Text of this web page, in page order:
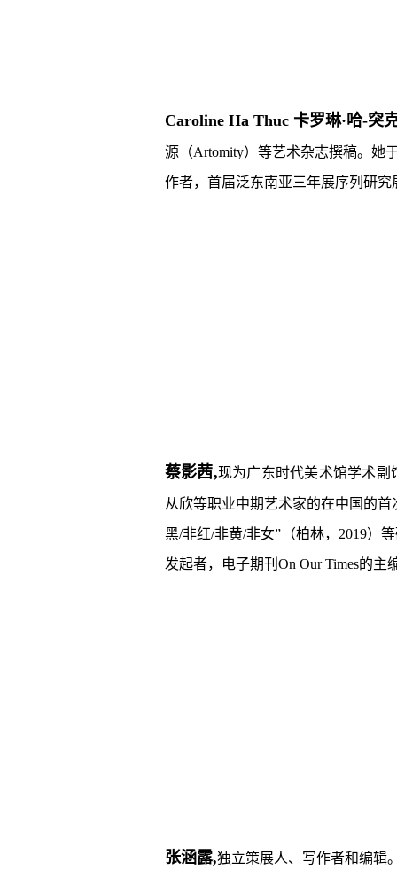
Caroline Ha Thuc 卡罗琳·哈-突
源（Artomity）等艺术杂志撰稿。她
作者，首届泛东南亚三年展序列研
蔡影茜,现为广东时代美术馆学术副
从欣等职业中期艺术家的在中国的
黑/非红/非黄/非女”（柏林，2019）
发起者，电子期刊On Our Times的
张涵露,独立策展人、写作者和编辑